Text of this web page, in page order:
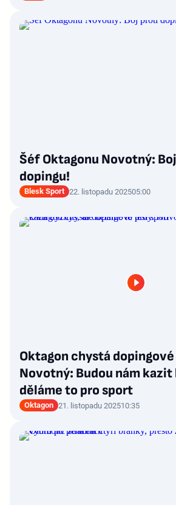
Šéf Oktagonu Novotný:
dopingu!
Blesk Sport 22. listopadu 202505:00
Oktagon chystá
Novotný: Budou nám kazit
děláme to pro sport
Oktagon 21. listopadu 202510:35